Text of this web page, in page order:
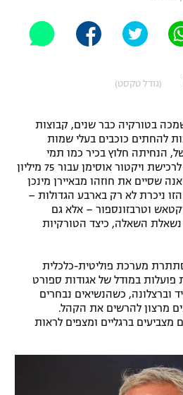
עסק
(גודל טקסט)
בטורקיה כבר שנים, קבוצות
להחתים כוכבים בעלי שמות
הנחיתה חלוץ בכיר כמו תמי
אברהם, גלאטסראיי קרובה לרכישת ויקטור אוסימן עבור 75 מיליון
שסיים את חוזהו מבאיירן מינכן
ניכרת לא רק בארבע הגדולות –
וטרבזונספור – אלא גם
נשאלת השאלה, כיצד הטורקיות
מערכת פוליטית-כלכלית
פועלות במודל של אגודות ספורט
וברצלונה, כשהנשיאים נבחרים
מרצון להרשים את הקהל.
מצביעים ברגליים ומצפים לראות